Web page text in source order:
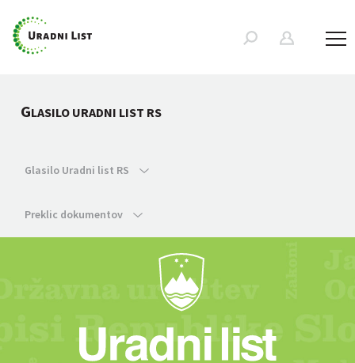
GLASILO URADNI LIST RS
Glasilo Uradni list RS
Preklic dokumentov